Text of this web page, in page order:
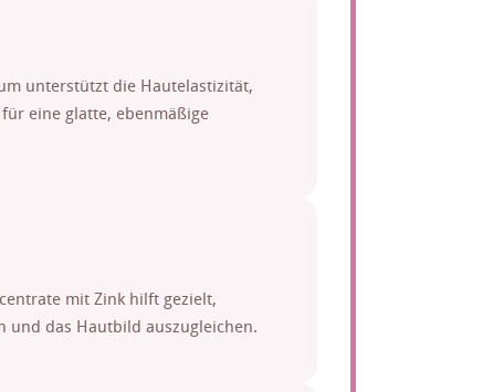
unterstützt die Hautelastizität,
eine glatte, ebenmäßige
mit Zink hilft gezielt,
das Hautbild auszugleichen.